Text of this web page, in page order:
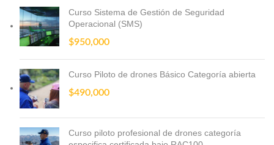
Curso Sistema de Gestión de Seguridad
Operacional (SMS)
$950,000
Curso Piloto de drones Básico Categoría abierta
$490,000
Curso piloto profesional de drones categoría